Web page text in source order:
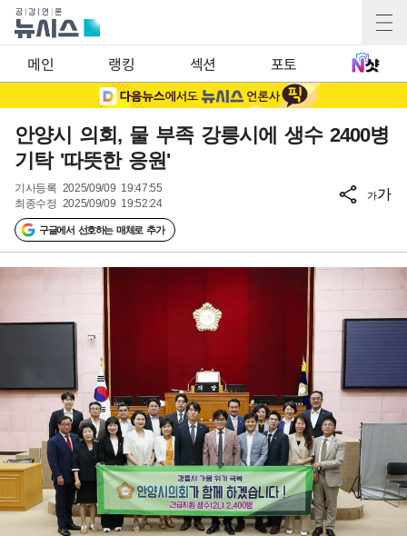
메인 랭킹 섹션 포토
안양시 의회, 물 부족 강릉시에 생수 2400병
기탁 '따뜻한 응원'
기사등록 2025/09/09 19:47:55
최종수정 2025/09/09 19:52:24
구글에서 선호하는 매체로 추가
가가